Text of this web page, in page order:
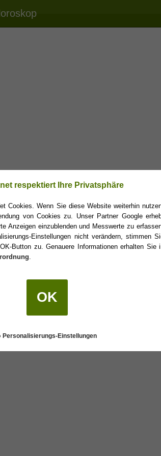
respektiert Ihre Privatsphäre
Cookies. Wenn Sie diese Website weiterhin
von Cookies zu. Unser Partner Google
Anzeigen einzublenden und Messwerte zu
Einstellungen nicht verändern, stimmen
Button zu. Genauere Informationen erhalten Sie
.
OK
Personalisierungs-Einstellungen